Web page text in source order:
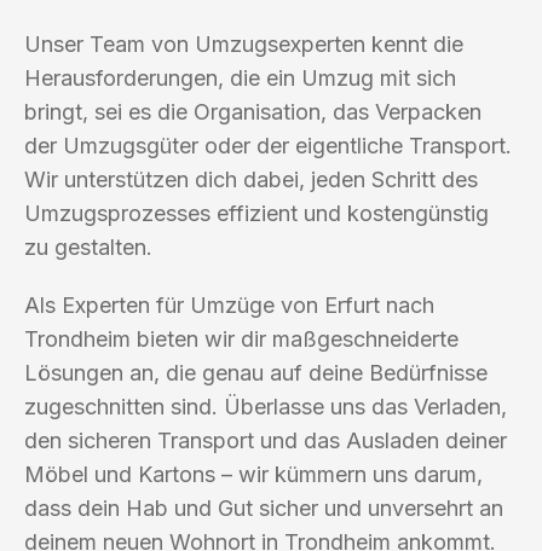
Unser Team von Umzugsexperten kennt die
Herausforderungen, die ein Umzug mit sich
bringt, sei es die Organisation, das Verpacken
der Umzugsgüter oder der eigentliche Transport.
Wir unterstützen dich dabei, jeden Schritt des
Umzugsprozesses effizient und kostengünstig
zu gestalten.
Als Experten für Umzüge von Erfurt nach
Trondheim bieten wir dir maßgeschneiderte
Lösungen an, die genau auf deine Bedürfnisse
zugeschnitten sind. Überlasse uns das Verladen,
den sicheren Transport und das Ausladen deiner
Möbel und Kartons – wir kümmern uns darum,
dass dein Hab und Gut sicher und unversehrt an
deinem neuen Wohnort in Trondheim ankommt.